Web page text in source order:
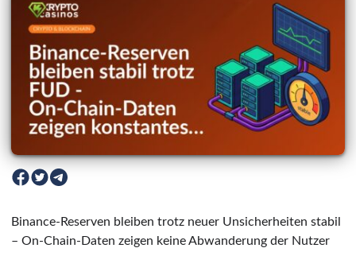
Binance-Reserven bleiben trotz neuer Unsicherheiten stabil
– On-Chain-Daten zeigen keine Abwanderung der Nutzer